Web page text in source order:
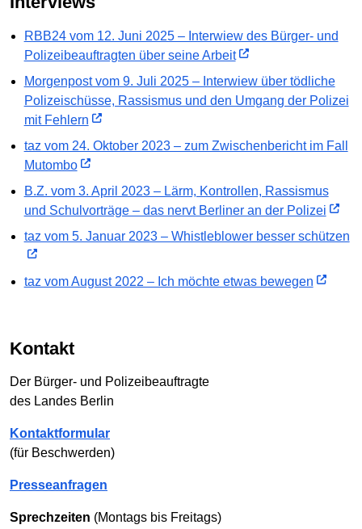
RBB24 vom 12. Juni 2025 – Interwiew des Bürger- und
Polizeibeauftragten über seine Arbeit
Morgenpost vom 9. Juli 2025 – Interwiew über tödliche
Polizeischüsse, Rassismus und den Umgang der Polizei
mit Fehlern
taz vom 24. Oktober 2023 – zum Zwischenbericht im Fall
Mutombo
B.Z. vom 3. April 2023 – Lärm, Kontrollen, Rassismus
und Schulvorträge – das nervt Berliner an der Polizei
taz vom 5. Januar 2023 – Whistleblower besser schützen
taz vom August 2022 – Ich möchte etwas bewegen
Kontakt
Der Bürger- und Polizeibeauftragte
des Landes Berlin
Kontaktformular
(für Beschwerden)
Presseanfragen
Sprechzeiten (Montags bis Freitags)